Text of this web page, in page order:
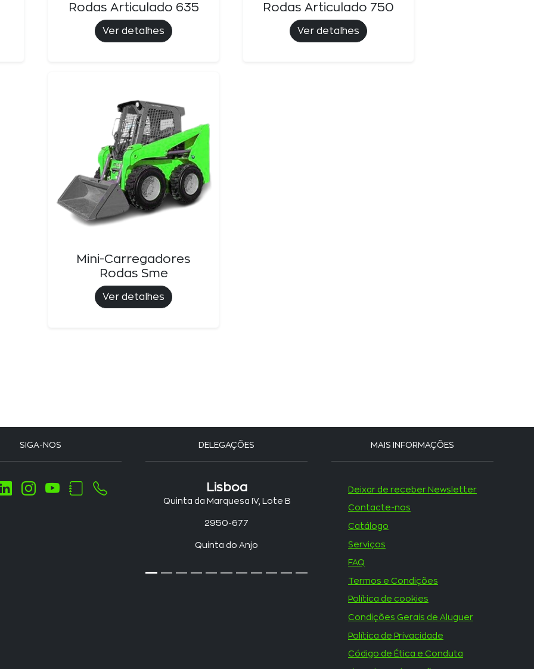
Rodas Articulado 635
Ver detalhes
Rodas Articulado 750
Ver detalhes
Mini-Carregadores
Rodas Sme
Ver detalhes
SIGA-NOS DELEGAÇÕES
Lisboa
Quinta da Marquesa IV, Lote B
2950-677
Quinta do Anjo
Porto
MAIS INFORMAÇÕES
Deixar de receber Newsletter
Contacte-nos
Catálogo
Serviços
FAQ
Termos e Condições
Política de cookies
Condições Gerais de Aluguer
Política de Privacidade
Código de Ética e Conduta